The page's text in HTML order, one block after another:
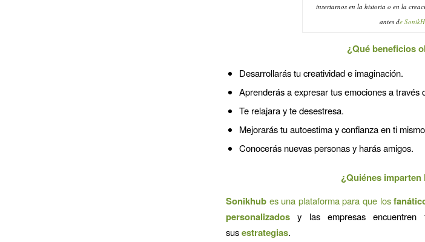
insertarnos en la historia o en la
antes de
¿Qué beneficios
Desarrollarás tu creatividad e imaginación.
Aprenderás a expresar tus emociones a través
Te relajara y te desestresa.
Mejorarás tu autoestima y confianza en ti
Conocerás nuevas personas y harás amigos.
¿Quiénes
Sonikhub es una plataforma para que los
personalizados y las empresas encuentren
susestrategias.